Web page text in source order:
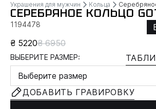
Украшения для мужчин Кольца
СЕРЕБРЯНОЕ КОЛЬЦО
1194478
₴ 5220₴ 6950
ВЫБЕРИТЕ РАЗМЕР:
Выберите размер
ДОБАВИТЬ ГРАВИРОВКУ